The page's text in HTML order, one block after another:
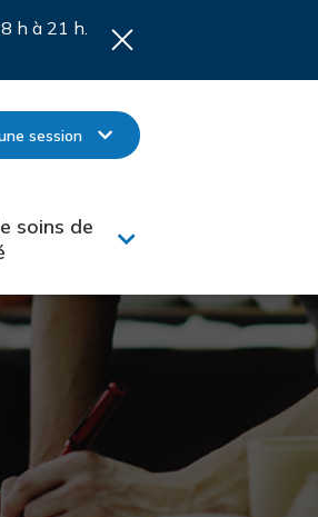
h à 21 h.
session
soins de